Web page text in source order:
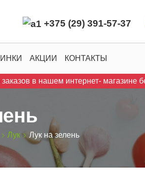
+375 (29) 391-57-37
АКЦИИ КОНТАКТЫ
в нашем интернет- магазине
Лук Лук на зелень